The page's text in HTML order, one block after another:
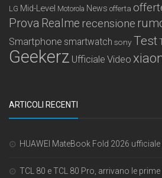
LG Mid-Level Motorola News offerta
Prova Realme recensione
Smartphone smartwatch sony Test
Geekerz Ufficiale Video
ARTICOLI RECENTI
HUAWEI MateBook Fold 2026 ufficiale
TCL 80 e TCL 80 Pro, arrivano le